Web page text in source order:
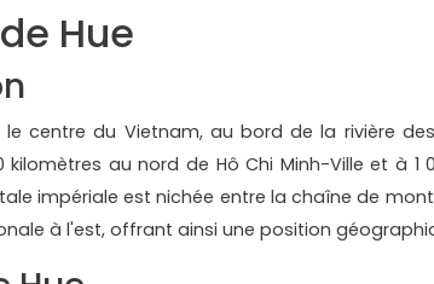
Hue
centre du Vietnam, au bord de la rivière
kilomètres au nord de Hô Chi Minh-Ville et à 1
impériale est nichée entre la chaîne de
à l'est, offrant ainsi une position